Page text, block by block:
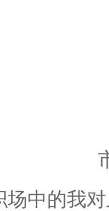
的我对